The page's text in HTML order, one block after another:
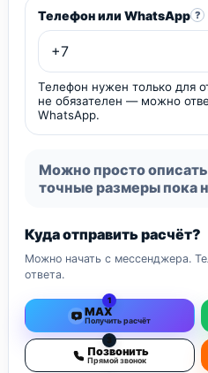
Телефон или WhatsApp ?
Телефон нужен только для
не обязателен — можно
WhatsApp.
Можно просто описать
точные размеры пока
Куда отправить расчёт?
Можно начать с мессенджера.
ответа.
1
MAX
Получить расчёт
3
Позвонить
Прямой звонок